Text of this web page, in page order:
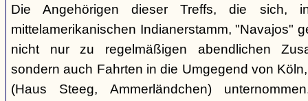
Die Angehörigen dieser Treffs, die sich,
mittelamerikanischen Indianerstamm, "Navajos"
nicht nur zu regelmäßigen abendlichen
sondern auch Fahrten in die Umgegend von
(Haus Steeg, Ammerländchen)